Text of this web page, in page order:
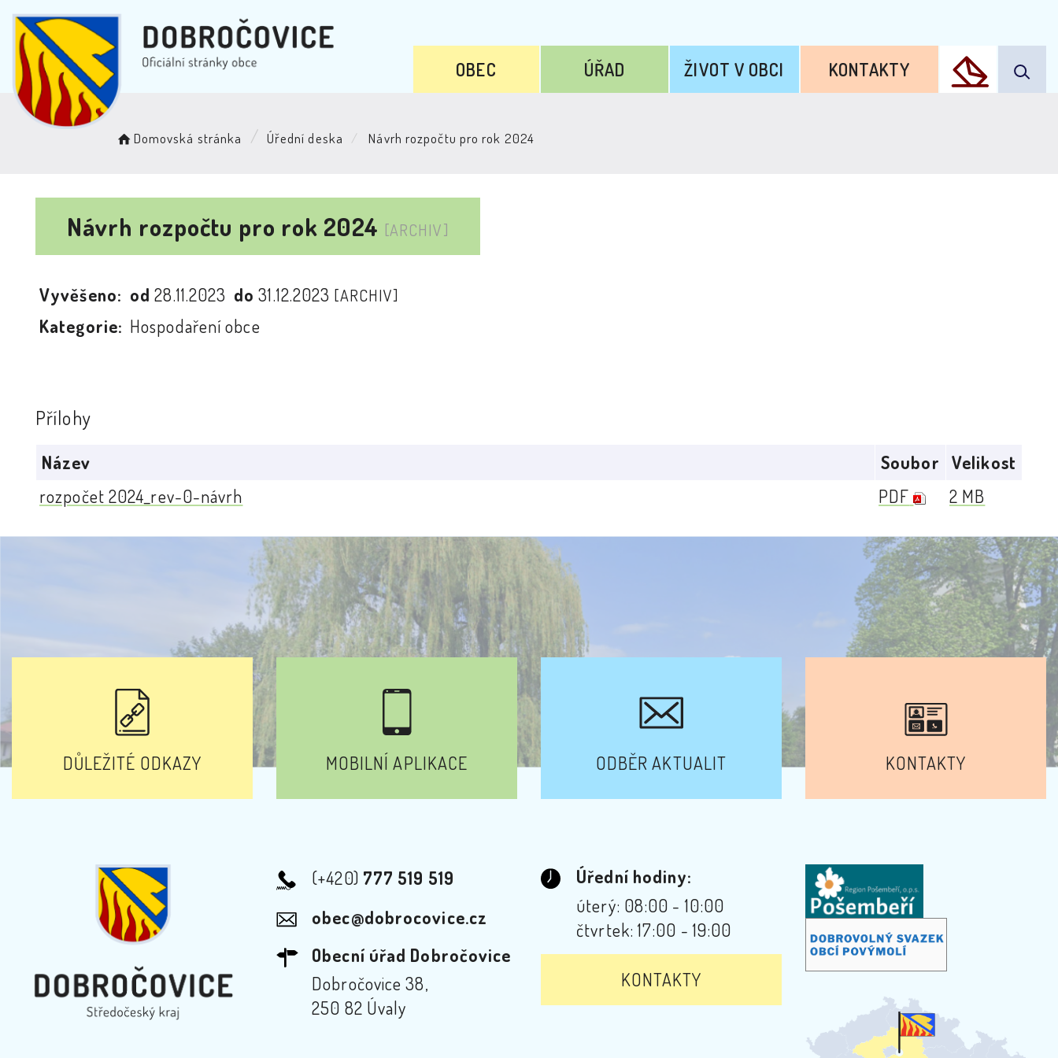
OBEC ÚŘAD ŽIVOT V OBCI KONTAKTY
Domovská stránka Úřední deska Návrh rozpočtu pro rok 2024
Návrh rozpočtu pro rok 2024 [ARCHIV]
Vyvěšeno: od28.11.2023 do31.12.2023 [ARCHIV]
Kategorie: Hospodaření obce
Přílohy
Název Soubor
Velikost
rozpočet 2024_rev-0-návrh
PDF 2 MB
DŮLEŽITÉ ODKAZY MOBILNÍ APLIKACE ODBĚR AKTUALIT KONTAKTY
(+420) 777 519 519
obec@dobrocovice.cz
Obecní úřad Dobročovice
Dobročovice 38,
250 82 Úvaly
Úřední hodiny:
úterý: 08:00 - 10:00
čtvrtek: 17:00 - 19:00
KONTAKTY